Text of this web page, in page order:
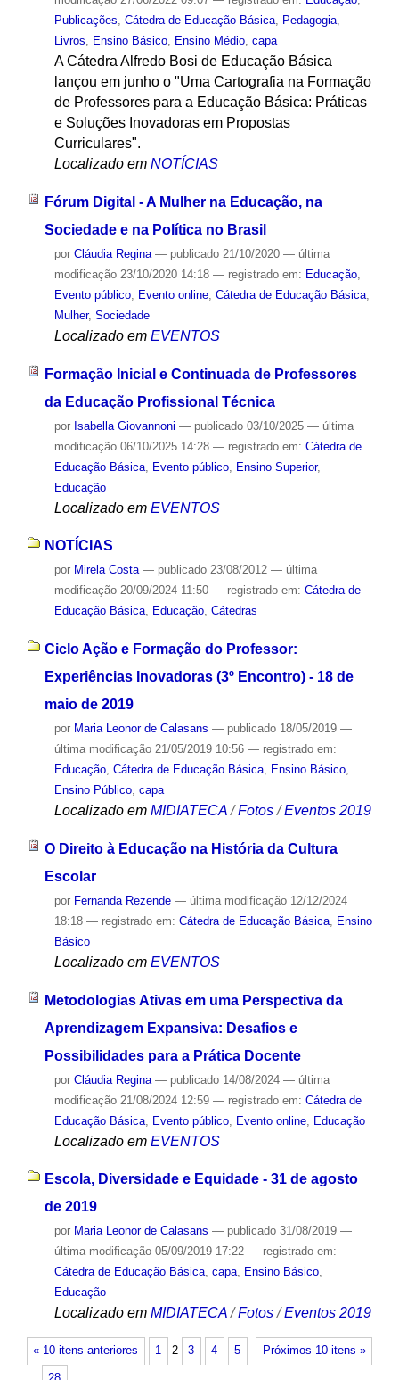
Publicações, Cátedra de Educação Básica, Pedagogia,
Livros, Ensino Básico, Ensino Médio, capa
A Cátedra Alfredo Bosi de Educação Básica
lançou em junho o "Uma Cartografia na Formação
de Professores para a Educação Básica: Práticas
e Soluções Inovadoras em Propostas
Curriculares".
Localizado em NOTÍCIAS
Fórum Digital - A Mulher na Educação, na
Sociedade e na Política no Brasil
por Cláudia Regina — publicado21/10/2020 — última
modificação23/10/2020 14:18 — registrado em: Educação,
Evento público, Evento online, Cátedra de Educação Básica,
Mulher, Sociedade
Localizado em EVENTOS
Formação Inicial e Continuada de Professores
da Educação Profissional Técnica
por Isabella Giovannoni — publicado03/10/2025 — última
modificação06/10/2025 14:28 — registrado em: Cátedra de
Educação Básica, Evento público, Ensino Superior,
Educação
Localizado em EVENTOS
NOTÍCIAS
por Mirela Costa — publicado23/08/2012 — última
modificação20/09/2024 11:50 — registrado em: Cátedra de
Educação Básica, Educação, Cátedras
Ciclo Ação e Formação do Professor:
Experiências Inovadoras (3º Encontro) - 18 de
maio de 2019
por Maria Leonor de Calasans — publicado18/05/2019 —
última modificação21/05/2019 10:56 — registrado em:
Educação, Cátedra de Educação Básica, Ensino Básico,
Ensino Público, capa
Localizado em MIDIATECA /Fotos /Eventos 2019
O Direito à Educação na História da Cultura
Escolar
por Fernanda Rezende — última modificação12/12/2024
18:18 — registrado em: Cátedra de Educação Básica,
Ensino
Básico
Localizado em EVENTOS
Metodologias Ativas em uma Perspectiva da
Aprendizagem Expansiva: Desafios e
Possibilidades para a Prática Docente
por Cláudia Regina — publicado14/08/2024 — última
modificação21/08/2024 12:59 — registrado em: Cátedra de
Educação Básica, Evento público, Evento online, Educação
Localizado em EVENTOS
Escola, Diversidade e Equidade - 31 de agosto
de 2019
por Maria Leonor de Calasans — publicado31/08/2019 —
última modificação05/09/2019 17:22 — registrado em:
Cátedra de Educação Básica, capa, Ensino Básico,
Educação
Localizado em MIDIATECA /Fotos /Eventos 2019
« 10 itens anteriores Próximos 10 itens »
1 2 3 4 5